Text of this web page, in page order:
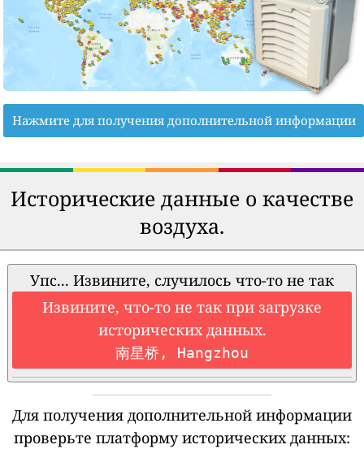
Нажмите для получения дополнительной информации
Исторические данные о качестве
воздуха.
Упс... Извините, случилось что-то не так
Извините, что-то не так при загрузке
исторических данных.
南星桥, Hangzhou
Для получения дополнительной информации
проверьте платформу исторических данных: